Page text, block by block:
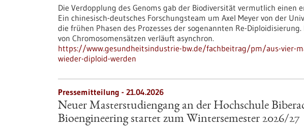
Die Verdopplung des Genoms gab der Biodiversität vermutlich einen
Ein chinesisch-deutsches Forschungsteam um Axel Meyer von der
die frühen Phasen des Prozesses der sogenannten Re-
von Chromosomensätzen verläuft asynchron.
https://www.gesundheitsindustrie-bw.de/fachbeitrag/pm/aus-vier-
wieder-diploid-werden
Pressemitteilung - 21.04.2026
Neuer Masterstudiengang an der Hochschule
Bioengineering startet zum Wintersemester 2026/27